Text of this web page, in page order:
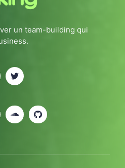
un team-building qui